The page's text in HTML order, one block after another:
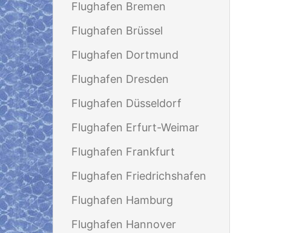
Flughafen Bremen
Flughafen Brüssel
Flughafen Dortmund
Flughafen Dresden
Flughafen Düsseldorf
Flughafen Erfurt-Weimar
Flughafen Frankfurt
Flughafen Friedrichshafen
Flughafen Hamburg
Flughafen Hannover